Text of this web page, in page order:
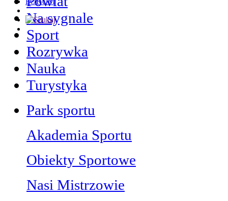
Na sygnale
Sport
Rozrywka
Nauka
Turystyka
Park sportu
Akademia Sportu
Obiekty Sportowe
Nasi Mistrzowie